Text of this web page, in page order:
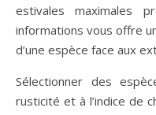
estivales maximales
informations vous offre
d’une espèce face aux
Sélectionner des
rusticité et à l’indice de